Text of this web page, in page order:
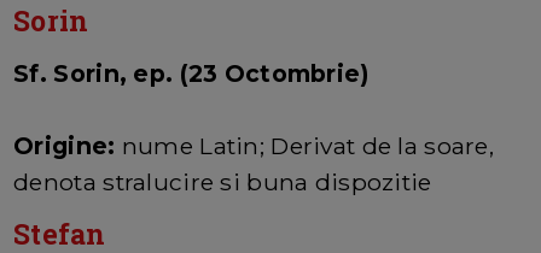
Sorin
Sf. Sorin, ep. (23 Octombrie)
Origine: nume Latin; Derivat de la soare,
denota stralucire si buna dispozitie
Stefan